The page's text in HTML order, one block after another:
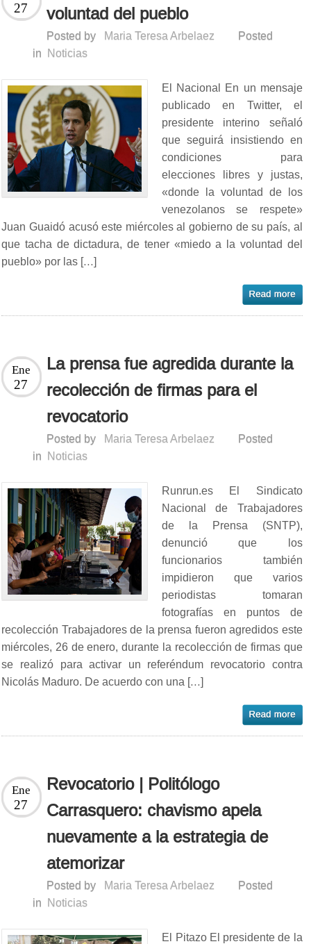
voluntad del pueblo
27
Posted by Maria Teresa Arbelaez
Posted
in
Noticias
El Nacional En un mensaje
publicado en Twitter, el
presidente interino señaló
que seguirá insistiendo en
condiciones para
elecciones libres y justas,
«donde la voluntad de los
venezolanos se respete»
Juan Guaidó acusó este miércoles al gobierno de su país, al
que tacha de dictadura, de tener «miedo a la voluntad del
pueblo» por las […]
La prensa fue agredida durante la
recolección de firmas para el
revocatorio
Ene
27
Posted by Maria Teresa Arbelaez
Posted
in
Noticias
Runrun.es El Sindicato
Nacional de Trabajadores
de la Prensa (SNTP),
denunció que los
funcionarios también
impidieron que varios
periodistas tomaran
fotografías en puntos de
recolección Trabajadores de la prensa fueron agredidos este
miércoles, 26 de enero, durante la recolección de firmas que
se realizó para activar un referéndum revocatorio contra
Nicolás Maduro. De acuerdo con una […]
Revocatorio | Politólogo
Carrasquero: chavismo apela
nuevamente a la estrategia de
atemorizar
Ene
27
Posted by Maria Teresa Arbelaez
Posted
in
Noticias
El Pitazo El presidente de la